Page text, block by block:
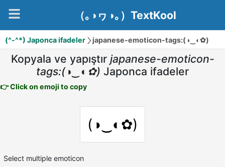
（｡◑ヮ◑｡）TextKool
(^-^*) Japonca ifadeler japanese-emoticon-tags:(◑‿◐✿)
Kopyala ve yapıştır japanese-emoticon-
tags:(◑‿◐✿) Japonca ifadeler
👉 Click on emoji to copy
(◑‿◐✿)
Select multiple emoticon